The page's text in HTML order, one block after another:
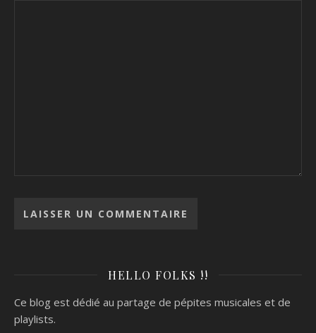
HELLO FOLKS !!
Ce blog est dédié au partage de pépites musicales et de
playlists.